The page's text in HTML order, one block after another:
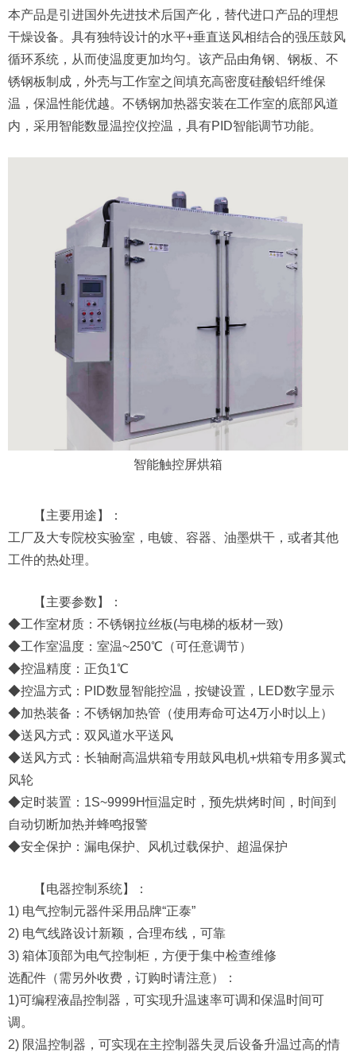
本产品是引进国外先进技术后国产化，替代进口产品的理想
干燥设备。具有独特设计的水平+垂直送风相结合的强压鼓风
循环系统，从而使温度更加均匀。该产品由角钢、钢板、不
锈钢板制成，外壳与工作室之间填充高密度硅酸铝纤维保
温，保温性能优越。不锈钢加热器安装在工作室的底部风道
内，采用智能数显温控仪控温，具有PID智能调节功能。
智能触控屏烘箱
【主要用途】：
工厂及大专院校实验室，电镀、容器、油墨烘干，或者其他
工件的热处理。
【主要参数】：
◆工作室材质：不锈钢拉丝板(与电梯的板材一致)
◆工作室温度：室温~250℃（可任意调节）
◆控温精度：正负1℃
◆控温方式：PID数显智能控温，按键设置，LED数字显示
◆加热装备：不锈钢加热管（使用寿命可达4万小时以上）
◆送风方式：双风道水平送风
◆送风方式：长轴耐高温烘箱专用鼓风电机+烘箱专用多翼式
风轮
◆定时装置：1S~9999H恒温定时，预先烘烤时间，时间到
自动切断加热并蜂鸣报警
◆安全保护：漏电保护、风机过载保护、超温保护
【电器控制系统】：
1) 电气控制元器件采用品牌“正泰”
2) 电气线路设计新颖，合理布线，可靠
3) 箱体顶部为电气控制柜，方便于集中检查维修
选配件（需另外收费，订购时请注意）：
1)可编程液晶控制器，可实现升温速率可调和保温时间可
调。
2) 限温控制器，可实现在主控制器失灵后设备升温过高的情